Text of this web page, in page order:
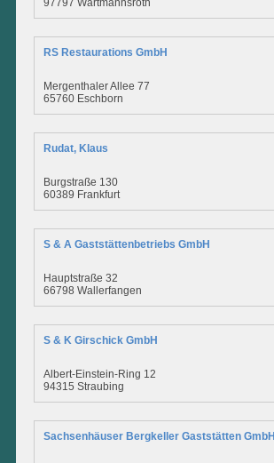
97797 Wartmannsroth
RS Restaurations GmbH
Mergenthaler Allee 77
65760 Eschborn
Rudat, Klaus
Burgstraße 130
60389 Frankfurt
S & A Gaststättenbetriebs GmbH
Hauptstraße 32
66798 Wallerfangen
S & K Girschick GmbH
Albert-Einstein-Ring 12
94315 Straubing
Sachsenhäuser Bergkeller Gaststätten GmbH